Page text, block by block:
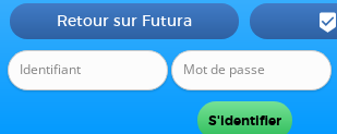
Retour sur Futura 